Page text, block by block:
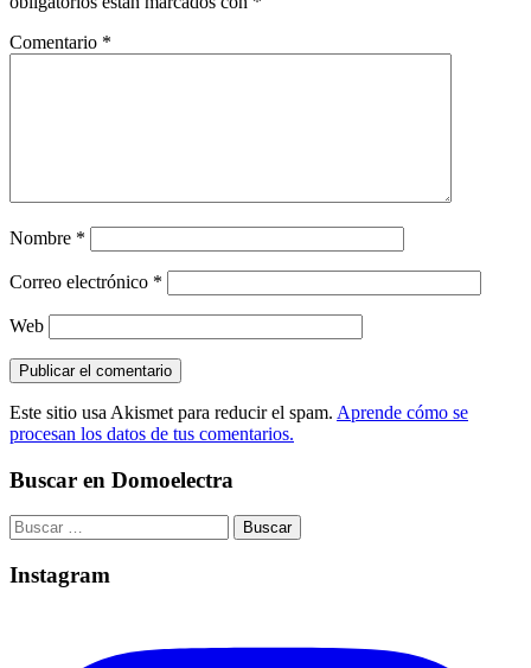
Comentario *
Nombre *
Correo electrónico *
Web
Este sitio usa Akismet para reducir el spam. Aprende cómo se
procesan los datos de tus comentarios.
Buscar en Domoelectra
Buscar:
Instagram